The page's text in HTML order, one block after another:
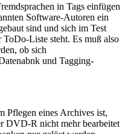
in Tags einfügen
Software-Autoren ein
sind und sich im Test
Liste steht. Es muß also
ob sich
und Tagging-
Pflegen eines Archives ist,
DVD-R nicht mehr bearbeitet